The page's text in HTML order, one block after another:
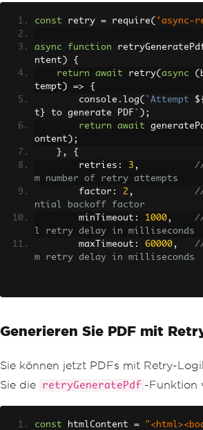
const retry = require( 'async-
async function
ntent )
{
return
await retry( async (
tempt ) =>
{
        console
. log(` Attempt ${
t } to generate PDF `);
return
await
ontent );
},
{
        retries
: 3 ,
//
m number of retry attempts
        factor
: 2 ,
//
ntial backoff factor
        minTimeout
: 1000,
l retry delay in milliseconds
        maxTimeout
: 60000,
//
m retry delay in milliseconds
});
Generieren Sie PDF mit
Sie können jetzt PDFs mit Retry-
Sie die
retryGeneratePdf -Funktion
const htmlContent =